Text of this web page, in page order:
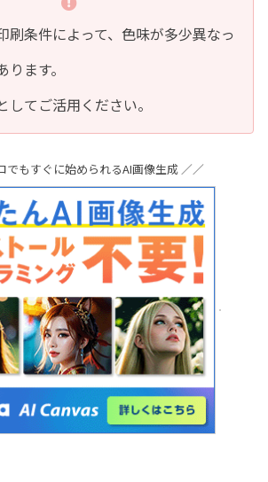
刷条件によって、色味が多少異なっ
ます。
してご活用ください。
でもすぐに始められるAI画像生成 ／／